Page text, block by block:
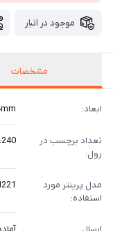
موجود در انبار
مشخصات
ابعاد:
تعداد برچسب در
رول:
240عدد
مدل پرینتر مورد
استفاده: